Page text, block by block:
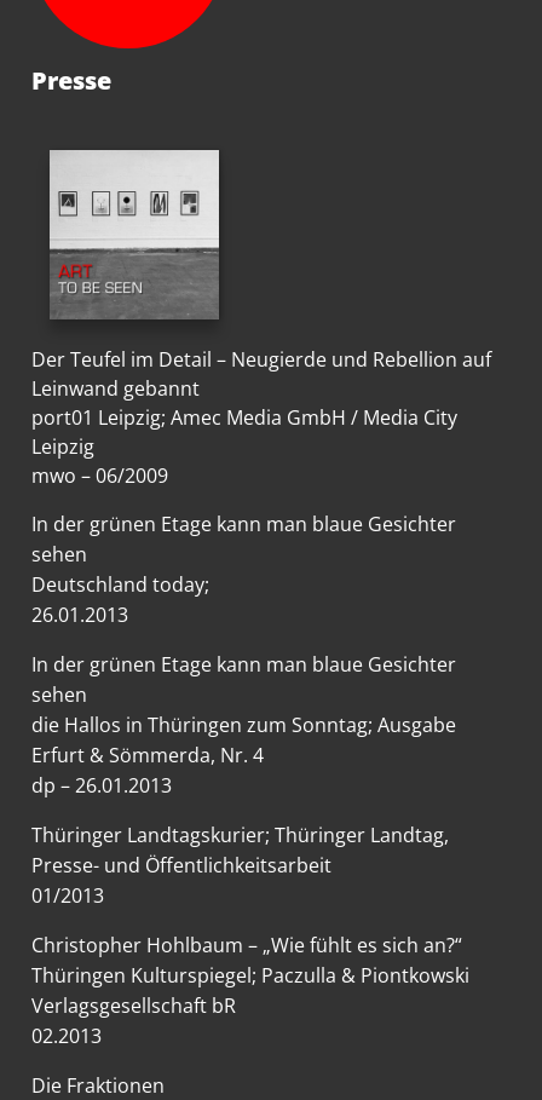
Presse
Der Teufel im Detail – Neugierde und Rebellion auf
Leinwand gebannt
port01 Leipzig; Amec Media GmbH / Media City
Leipzig
mwo – 06/2009
In der grünen Etage kann man blaue Gesichter
sehen
Deutschland today;
26.01.2013
In der grünen Etage kann man blaue Gesichter
sehen
die Hallos in Thüringen zum Sonntag; Ausgabe
Erfurt & Sömmerda, Nr. 4
dp – 26.01.2013
Thüringer Landtagskurier; Thüringer Landtag,
Presse- und Öffentlichkeitsarbeit
01/2013
Christopher Hohlbaum – „Wie fühlt es sich an?“
Thüringen Kulturspiegel; Paczulla & Piontkowski
Verlagsgesellschaft bR
02.2013
Die Fraktionen